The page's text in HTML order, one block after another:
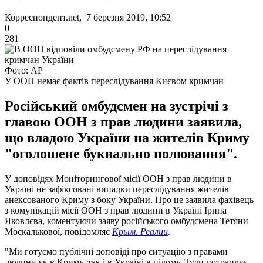
Корреспондент.net, 7 березня 2019, 10:52
0
281
Фото: AP
У ООН немає фактів переслідування Києвом кримчан
Російський омбудсмен на зустрічі з
главою ООН з прав людини заявила,
що владою України на жителів Криму
"оголошене буквально полювання".
У доповідях Моніторингової місії ООН з прав людини в
Україні не зафіксовані випадки переслідування жителів
анексованого Криму з боку України. Про це заявила фахівець
з комунікацій місії ООН з прав людини в Україні Ірина
Яковлєва, коментуючи заяву російського омбудсмена Тетяни
Москалькової, повідомляє Крым. Реалии.
"Ми готуємо публічні доповіді про ситуацію з правами